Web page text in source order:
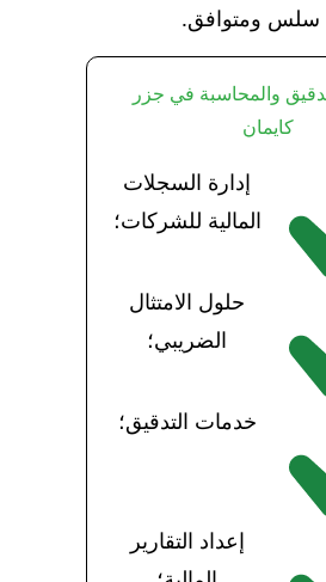
سلس ومتوافق.
والمحاسبة في جزر
كايمان
إدارة السجلات
المالية للشركات؛
حلول الامتثال
الضريبي؛
خدمات التدقيق؛
إعداد التقارير